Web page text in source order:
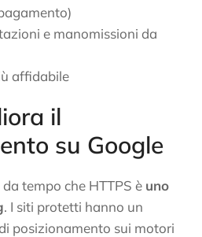
e manomissioni da
affidabile
il
su Google
tempo che HTTPS è uno
. I siti protetti hanno un
posizionamento sui motori